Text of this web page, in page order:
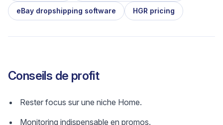
eBay dropshipping software HGR pricing
Conseils de profit
Rester focus sur une niche Home.
Monitoring indispensable en promos.